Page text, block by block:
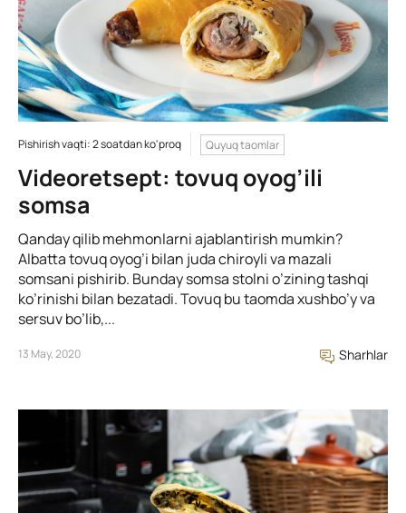
Pishirish vaqti: 2 soatdan ko'proq Quyuq taomlar
Videoretsept: tovuq oyog’ili
somsa
Qanday qilib mehmonlarni ajablantirish mumkin?
Albatta tovuq oyog’i bilan juda chiroyli va mazali
somsani pishirib. Bunday somsa stolni o’zining tashqi
ko’rinishi bilan bezatadi. Tovuq bu taomda xushbo’y va
sersuv bo’lib,...
13 May, 2020 Sharhlar